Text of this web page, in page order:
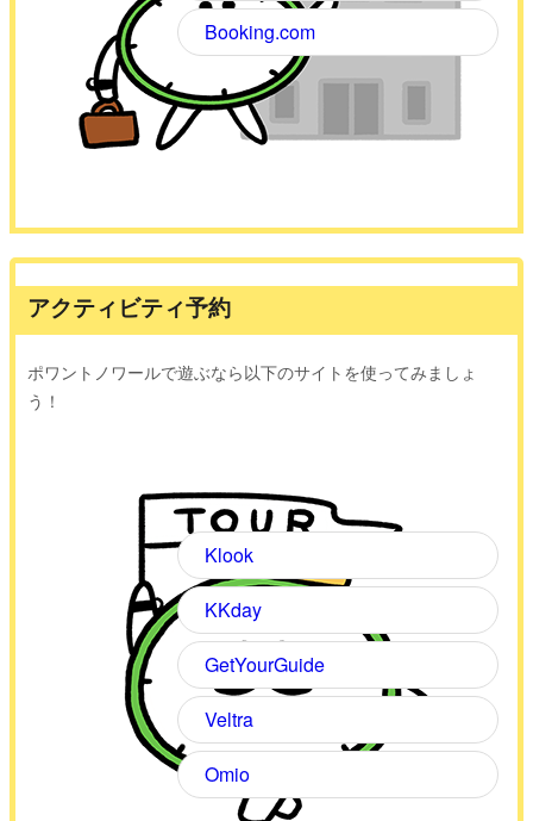
Booking.com
アクティビティ予約
ポワントノワールで遊ぶなら以下のサイトを使ってみましょ
う！
Klook
KKday
GetYourGuide
Veltra
Omio